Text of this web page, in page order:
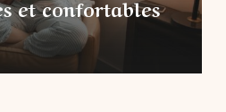
et confortables